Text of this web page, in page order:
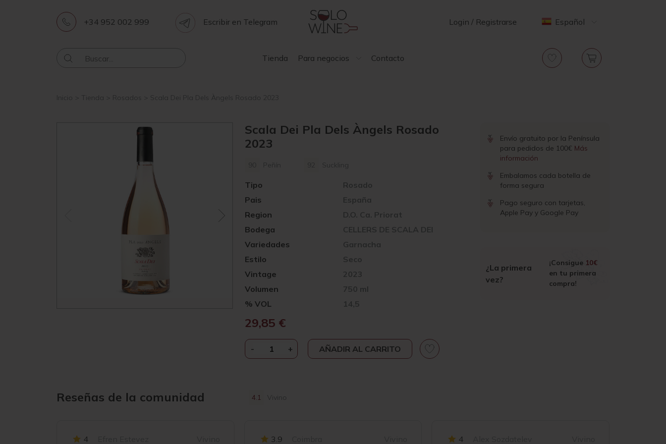
+34 952 002 999 Escribir en Telegram Login / Registrarse Español
Tienda Para negocios Contacto
Inicio Tienda Rosados Scala Dei Pla Dels Àngels Rosado 2023
Scala Dei Pla Dels Àngels Rosado
2023
Peñín Suckling
Pais España
Vintage 2023
Region D.O. Ca. Priorat
Volumen 750 ml
Bodega CELLERS DE SCALA DEI
% VOL 14,5
Variedades Garnacha
Tipo Rosado
Estilo Seco
29,85 €
-SCALA
DEI
ÀNGELS
+ AÑADIR AL CARRITO
Envío gratuito por la Península
para pedidos de 100€ Más
información
Embalamos cada botella de
forma segura
Pago seguro con tarjetas,
Apple Pay y Google Pay
¿La primera
vez?
¡Consigue 10€
en tu primera
compra!
Reseñas de la comunidad 4.1 Vivino
4 3.9 4